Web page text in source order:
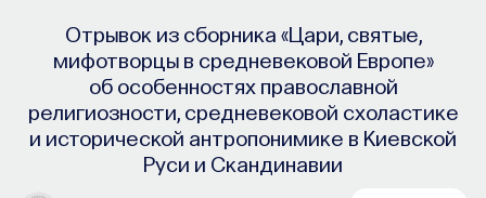
Отрывок из сборника «Цари, святые,
мифотворцы в средневековой Европе»
об особенностях православной
религиозности, средневековой схоластике
и исторической антропонимике в Киевской
Руси и Скандинавии